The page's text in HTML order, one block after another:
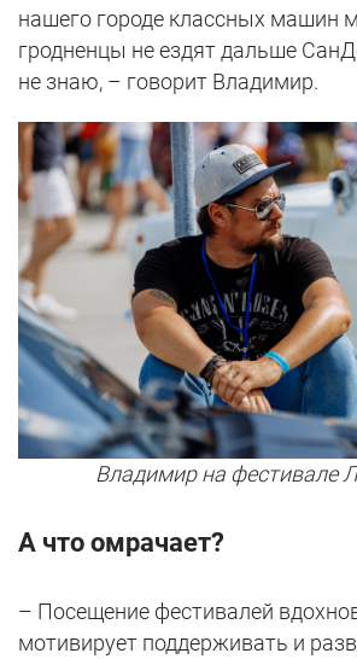
нашего городе классных машин
гродненцы не ездят дальше
не знаю, – говорит Владимир.
Владимир на фестивале
А что омрачает?
– Посещение фестивалей
мотивирует поддерживать и